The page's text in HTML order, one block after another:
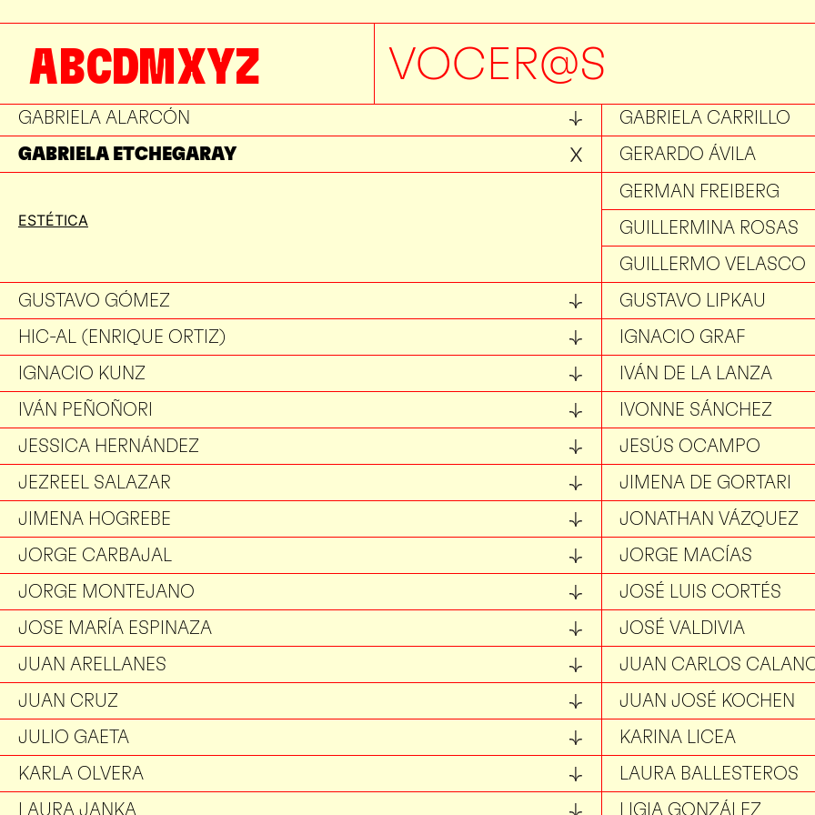
ABCDMXYZ VOCER@S
FERNANDA CANALES
FRANCISCO AYALA
GABRIELA ALARCÓN
GABRIELA CARRILLO
GABRIELA ETCHEGARAY
ESTÉTICA
GERARDO ÁVILA
GERMAN FREIBERG
GONZALO PEÓN
GUILLERMINA ROSAS
GUILLERMO VELASCO
GUSTAVO GÓMEZ
GUSTAVO LIPKAU
HIC-AL (ENRIQUE ORTIZ)
IGNACIO GRAF
IGNACIO KUNZ
IVÁN DE LA LANZA
IVÁN PEÑOÑORI
IVONNE SÁNCHEZ
JESSICA HERNÁNDEZ
JESÚS OCAMPO
JEZREEL SALAZAR
JIMENA DE GORTARI
JIMENA HOGREBE
JONATHAN VÁZQUEZ
JORGE CARBAJAL
JORGE MACÍAS
JORGE MONTEJANO
JOSÉ LUIS CORTÉS
JOSE MARÍA ESPINAZA
JOSÉ VALDIVIA
JUAN ARELLANES
JUAN CARLOS
JUAN CRUZ
JUAN JOSÉ KOCHEN
JULIO GAETA
KARINA LICEA
KARLA OLVERA
LAURA BALLESTEROS
LAURA JANKA
LIGIA GONZÁLEZ